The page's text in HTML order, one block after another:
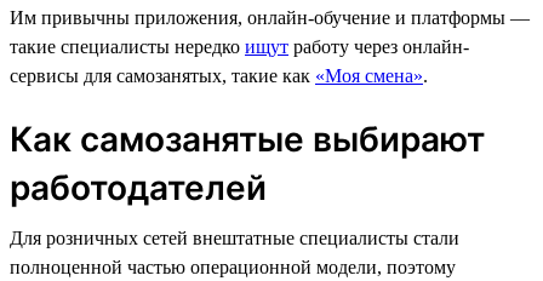
Им привычны приложения, онлайн-обучение и платформы —
такие специалисты нередко ищут работу через онлайн-
сервисы для самозанятых, такие как «Моя смена».
Как самозанятые выбирают
работодателей
Для розничных сетей внештатные специалисты стали
полноценной частью операционной модели, поэтому